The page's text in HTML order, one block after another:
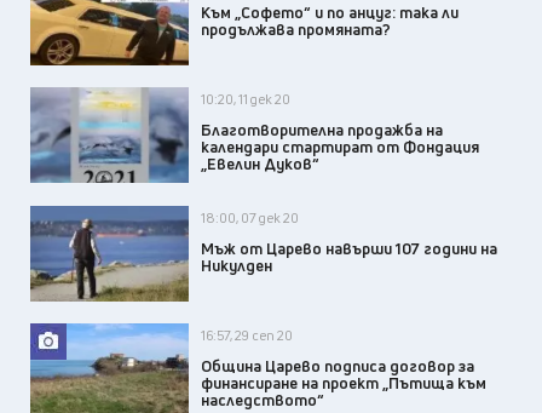
Към „Софето“ и по анцуг: така ли
продължава промяната?
10:20, 11 дек 20
Благотворителна продажба на
календари стартират от Фондация
„Евелин Дуков“
18:00, 07 дек 20
Мъж от Царево навърши 107 години на
Никулден
16:57, 29 сеп 20
Община Царево подписа договор за
финансиране на проект „Пътища към
наследството“